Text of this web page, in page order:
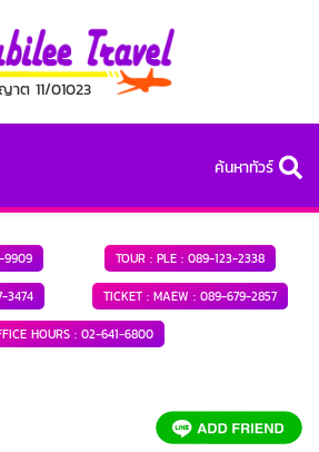
าต 11/01023
ค้นหาทัวร์
9909 TOUR : PLE : 089-123-2338
3474 TICKET : MAEW : 089-679-2857
HOURS : 02-641-6800